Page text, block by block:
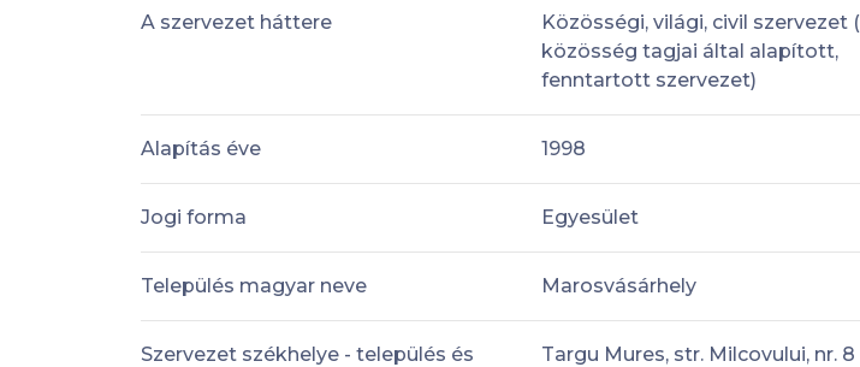
A szervezet háttere
Közösségi, világi, civil szervezet
közösség tagjai által alapított,
fenntartott szervezet)
Alapítás éve 1998
Jogi forma Egyesület
Település magyar neve Marosvásárhely
Szervezet székhelye - település és
Targu Mures, str. Milcovului, nr. 8